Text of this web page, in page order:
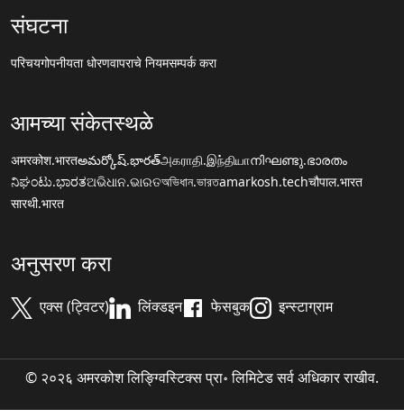
संघटना
परिचयगोपनीयता धोरणवापराचे नियमसम्पर्क करा
आमच्या संकेतस्थळे
अमरकोश.भारतఅమర్కోష్.భారత్அகராதி.இந்தியாനിഘണ്ടു.ഭാരതം
ನಿಘಂಟು.ಭಾರತଅଭିଧାନ.ଭାରତঅভিধান.ভারতamarkosh.techचौपाल.भारत
सारथी.भारत
अनुसरण करा
एक्स (ट्विटर) लिंक्डइन फेसबुक इन्स्टाग्राम
© २०२६ अमरकोश लिङ्ग्विस्टिक्स प्रा॰ लिमिटेड सर्व अधिकार राखीव.